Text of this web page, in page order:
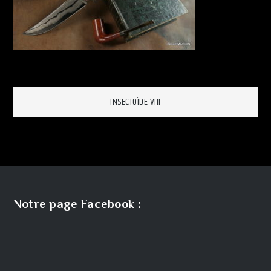
Navigation
l’article
INSECTOÏDE VIII
Notre page Facebook :